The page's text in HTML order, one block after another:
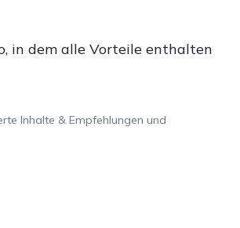
in dem alle Vorteile enthalten
Inhalte & Empfehlungen und